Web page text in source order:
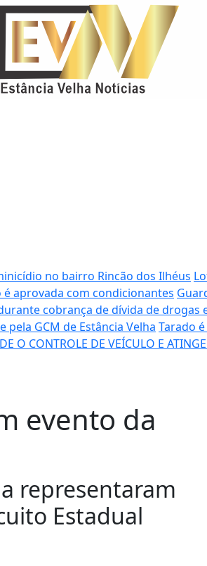
no bairro Rincão dos Ilhéus
aprovada com condicionantes
cobrança de dívida de drogas
GCM de Estância Velha Tarado
O CONTROLE DE VEÍCULO E
evento da
representaram
Estadual